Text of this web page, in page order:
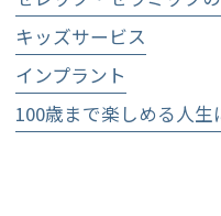
キッズサービス
インプラント
100歳まで楽しめる人